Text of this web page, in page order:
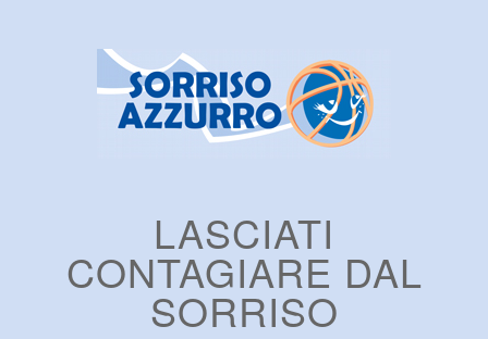
LASCIATI
CONTAGIARE DAL
SORRISO